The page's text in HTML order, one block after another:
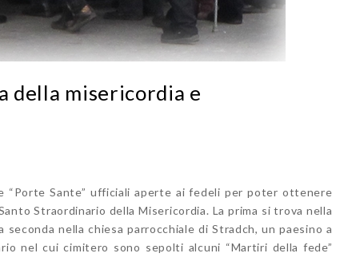
della misericordia e
“Porte Sante” ufficiali aperte ai fedeli per poter ottenere
Straordinario della Misericordia. La prima si trova nella
nella chiesa parrocchiale di Stradch, un paesino a
nel cui cimitero sono sepolti alcuni “Martiri della fede”